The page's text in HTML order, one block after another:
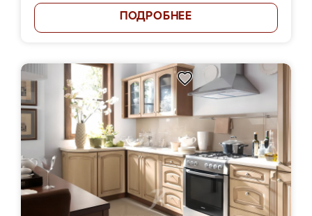
ПОДРОБНЕЕ